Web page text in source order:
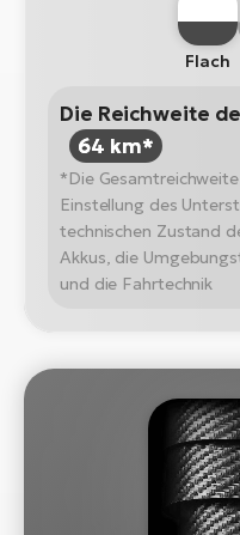
Flach
Die Reichweite
64 km*
*Die
Einstellung des
technischen Zustand
Akkus, die
und die Fahrtechnik